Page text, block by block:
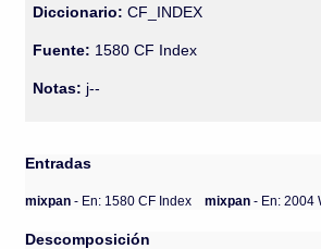
Diccionario:CF_INDEX
Fuente: 1580 CF Index
Notas: j--
Entradas
mixpan- En: 1580 CF Index mixpan- En: 2004
Descomposición